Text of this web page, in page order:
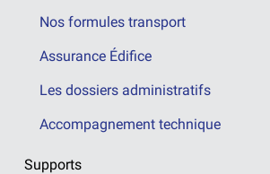
Nos formules transport
Assurance Édifice
Les dossiers administratifs
Accompagnement technique
Supports